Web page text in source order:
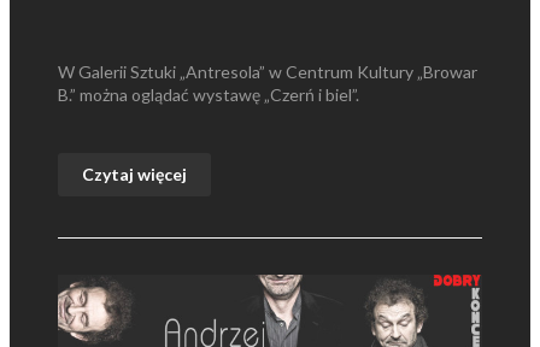
W Galerii Sztuki „Antresola” w Centrum Kultury „Browar
B.” można oglądać wystawę „Czerń i biel”.
Czytaj więcej